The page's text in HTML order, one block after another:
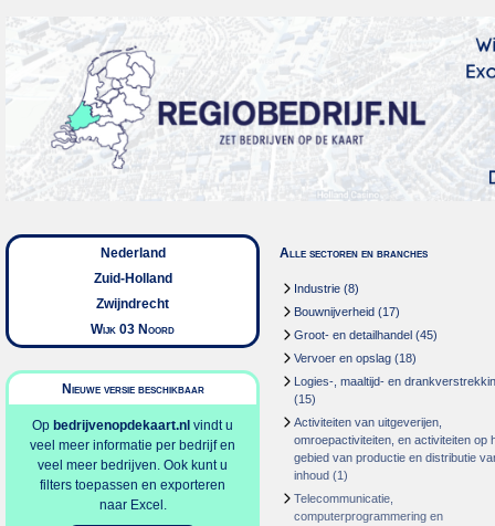
Nederland
Zuid-Holland
Zwijndrecht
Wijk 03 Noord
Nieuwe versie beschikbaar
Op bedrijvenopdekaart.nl vindt u
veel meer informatie per bedrijf en
veel meer bedrijven. Ook kunt u
filters toepassen en exporteren
naar Excel.
Alle sectoren en branches
Industrie (8)
Bouwnijverheid (17)
Groot- en detailhandel (45)
Vervoer en opslag (18)
Logies-, maaltijd- en
(15)
Activiteiten van uitgeverijen,
omroepactiviteiten, en activiteiten op
gebied van productie en distributie
inhoud (1)
Telecommunicatie,
computerprogrammering en